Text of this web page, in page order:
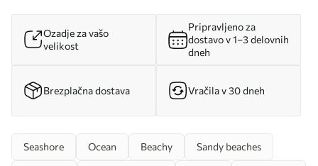
Ozadje za vašo
velikost
Pripravljeno za
dostavo v 1–3 delovnih
dneh
Brezplačna dostava Vračila v 30 dneh
Seashore Ocean Beachy Sandy beaches